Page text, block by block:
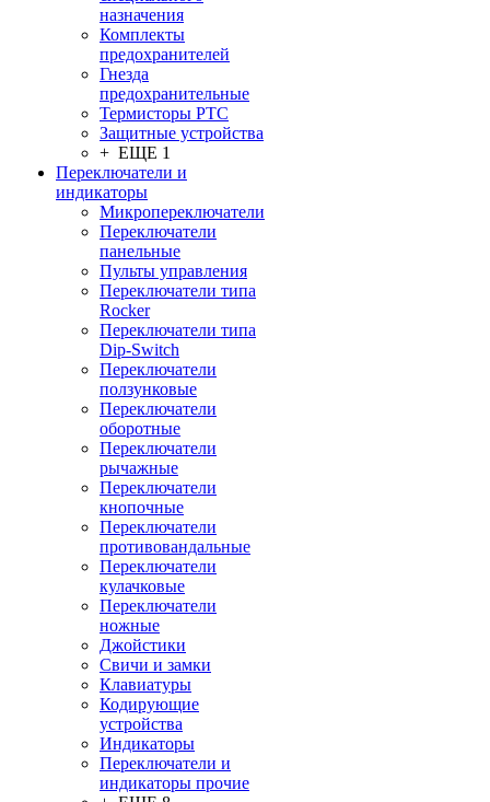
назначения
Комплекты
предохранителей
Гнезда
предохранительные
Термисторы PTC
Защитные устройства
+ ЕЩЕ 1
Переключатели и
индикаторы
Микропереключатели
Переключатели
панельные
Пульты управления
Переключатели типа
Rocker
Переключатели типа
Dip-Switch
Переключатели
ползунковые
Переключатели
оборотные
Переключатели
рычажные
Переключатели
кнопочные
Переключатели
противовандальные
Переключатели
кулачковые
Переключатели
ножные
Джойстики
Свичи и замки
Клавиатуры
Кодирующие
устройства
Индикаторы
Переключатели и
индикаторы прочие